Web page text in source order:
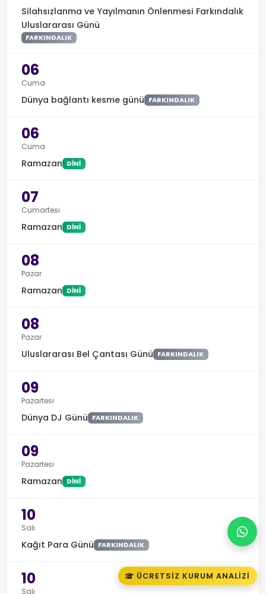
Silahsızlanma ve Yayılmanın Önlenmesi Farkındalık
Uluslararası Günü
FARKINDALIK
06
Cuma
Dünya bağlantı kesme günü FARKINDALIK
06
Cuma
Ramazan DINI
07
Cumartesi
Ramazan DINI
08
Pazar
Ramazan DINI
08
Pazar
Uluslararası Bel Çantası Günü FARKINDALIK
09
Pazartesi
Dünya DJ Günü FARKINDALIK
09
Pazartesi
Ramazan DINI
10
Salı
Kağıt Para Günü FARKINDALIK
10
Salı
ÜCRETSIZ KURUM ANALIZI